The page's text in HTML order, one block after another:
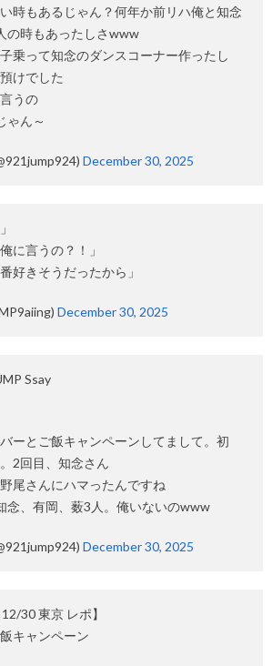
時もあるじゃん？何年か前リハ俺と知念
の時もあったしさwww
乗って知念のダンスコーナー作ったし
けでした
うの
ゃん～
December 30, 2025
に言うの？！」
好きそうだったから」
December 30, 2025
Ssay
ーとご飯キャンペーンしてまして。初
2回目、知念さん
尾さんにハマったんですね
念、有岡、薮3人。俺いないのwww
December 30, 2025
12/30 東京 レポ】
キャンペーン